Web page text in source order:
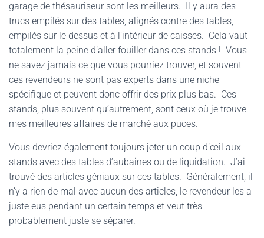
garage de thésauriseur sont les meilleurs. Il y aura des
trucs empilés sur des tables, alignés contre des tables,
empilés sur le dessus et à l’intérieur de caisses. Cela vaut
totalement la peine d’aller fouiller dans ces stands ! Vous
ne savez jamais ce que vous pourriez trouver, et souvent
ces revendeurs ne sont pas experts dans une niche
spécifique et peuvent donc offrir des prix plus bas. Ces
stands, plus souvent qu’autrement, sont ceux où je trouve
mes meilleures affaires de marché aux puces.
Vous devriez également toujours jeter un coup d’œil aux
stands avec des tables d’aubaines ou de liquidation. J’ai
trouvé des articles géniaux sur ces tables. Généralement, il
n’y a rien de mal avec aucun des articles, le revendeur les a
juste eus pendant un certain temps et veut très
probablement juste se séparer.